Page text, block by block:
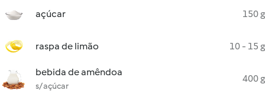
açúcar
150 g
raspa de limão 10 - 15 g
bebida de amêndoa
s/ açúcar
400 g